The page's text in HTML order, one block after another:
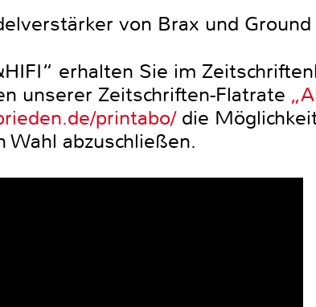
von Brax und Ground
erhalten Sie im
unserer Zeitschriften-Flatrate
printabo/die
Wahl abzuschließen.